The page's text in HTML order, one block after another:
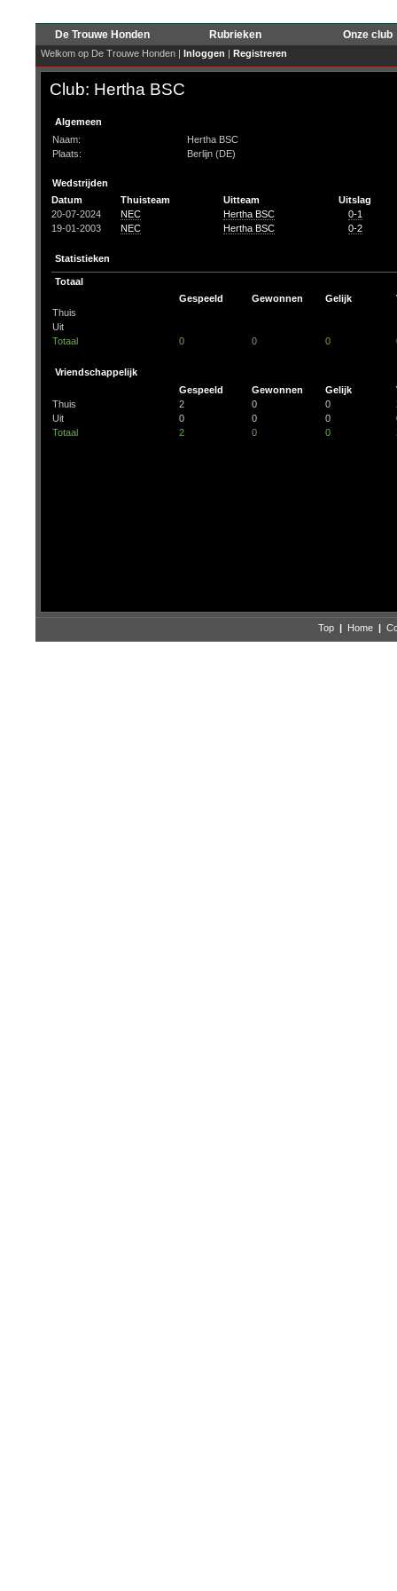
De Trouwe Honden Rubrieken Onze club
Welkom op De Trouwe Honden | Inloggen | Registreren
Club: Hertha BSC
Algemeen
Naam:
Hertha BSC
Plaats:
Berlijn (DE)
Wedstrijden
Datum
Thuisteam Uitteam
Uitslag
20-07-2024
NEC Hertha BSC
0-1
19-01-2003
NEC Hertha BSC 0-2
Statistieken
Totaal
Gespeeld
Gewonnen Gelijk
Thuis
Uit
Totaal
0 0 0
Vriendschappelijk
Gespeeld
Gewonnen Gelijk
Thuis
2 0 0
Uit
0 0 0
Totaal
2 0 0
Top | Home |